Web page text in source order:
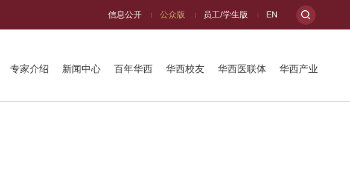
信息公开 公众版 员工/学生版 EN
专家介绍 新闻中心 百年华西 华西校友 华西医联体 华西产业